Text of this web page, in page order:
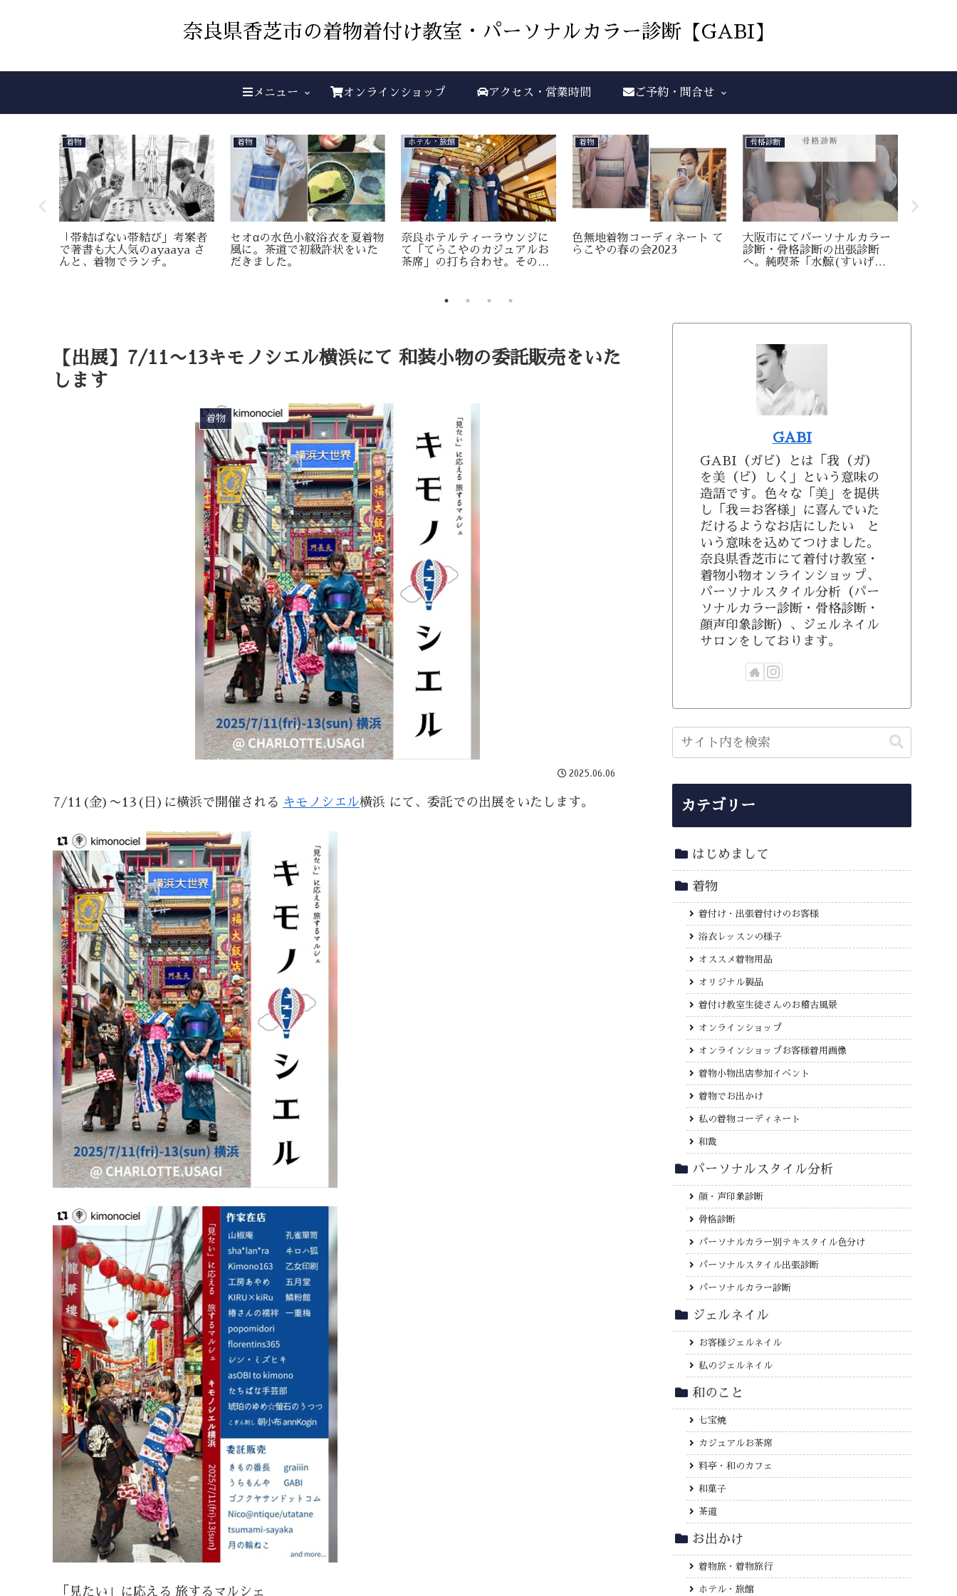
奈良県香芝市の着物着付け教室・パーソナルカラー診断【GABI】
メニュー オンラインショップ アクセス・営業時間 ご予約・問合せ
着物
「帯結ばない帯結び」考案者
で著書も大人気のayaaya さ
んと、着物でランチ。
着物
セオαの水色小紋浴衣を夏着物
風に。茶道で初級許状をいた
だきました。
ホテル・旅館
奈良ホテルティーラウンジに
て「てらこやのカジュアルお
茶席」の打ち合わせ。その後
着物
色無地着物コーディネート て
らこやの春の会2023
骨格診断
大阪市にてパーソナルカラー
診断・骨格診断の出張診断
へ。純喫茶「水鯨(すいげ
【出展】7/11〜13キモノシエル横浜にて 和装小物の委託販売をいた
します
着物
2025.06.06
7/11(金)〜13(日)に横浜で開催される キモノシエル横浜 にて、委託での出展をいたします。
「見たい」に応える 旅するマルシェ
GABI
GABI（ガビ）とは「我（ガ）
を美（ビ）しく」という意味の
造語です。色々な「美」を提供
し「我＝お客様」に喜んでいた
だけるようなお店にしたい と
いう意味を込めてつけました。
奈良県香芝市にて着付け教室・
着物小物オンラインショップ、
パーソナルスタイル分析（パー
ソナルカラー診断・骨格診断・
顔声印象診断）、ジェルネイル
サロンをしております。
カテゴリー
はじめまして
着物
着付け・出張着付けのお客様
浴衣レッスンの様子
オススメ着物用品
オリジナル製品
着付け教室生徒さんのお稽古風景
オンラインショップ
オンラインショップお客様着用画像
着物小物出店参加イベント
着物でお出かけ
私の着物コーディネート
和裁
パーソナルスタイル分析
顔・声印象診断
骨格診断
パーソナルカラー別テキスタイル色分け
パーソナルスタイル出張診断
パーソナルカラー診断
ジェルネイル
お客様ジェルネイル
私のジェルネイル
和のこと
七宝焼
カジュアルお茶席
料亭・和のカフェ
和菓子
茶道
お出かけ
着物旅・着物旅行
ホテル・旅館